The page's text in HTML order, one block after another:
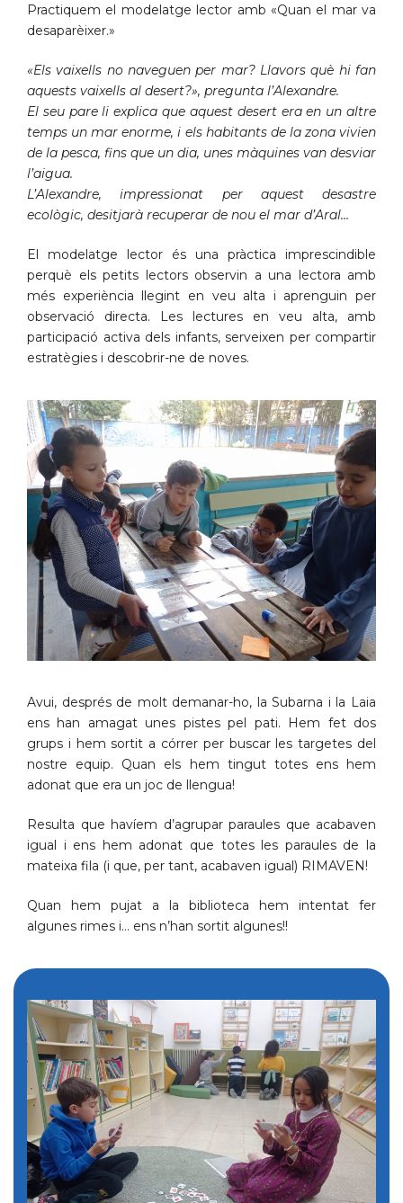
Practiquem el modelatge lector amb «Quan el mar va
desaparèixer.»
«Els vaixells no naveguen per mar? Llavors què hi fan
aquests vaixells al desert?», pregunta l’Alexandre.
El seu pare li explica que aquest desert era en un altre
temps un mar enorme, i els habitants de la zona vivien
de la pesca, fins que un dia, unes màquines van desviar
l’aigua.
L’Alexandre, impressionat per aquest desastre
ecològic, desitjarà recuperar de nou el mar d’Aral…
El modelatge lector és una pràctica imprescindible
perquè els petits lectors observin a una lectora amb
més experiència llegint en veu alta i aprenguin per
observació directa. Les lectures en veu alta, amb
participació activa dels infants, serveixen per compartir
estratègies i descobrir-ne de noves.
Avui, després de molt demanar-ho, la Subarna i la Laia
ens han amagat unes pistes pel pati. Hem fet dos
grups i hem sortit a córrer per buscar les targetes del
nostre equip. Quan els hem tingut totes ens hem
adonat que era un joc de llengua!
Resulta que havíem d’agrupar paraules que acabaven
igual i ens hem adonat que totes les paraules de la
mateixa fila (i que, per tant, acabaven igual) RIMAVEN!
Quan hem pujat a la biblioteca hem intentat fer
algunes rimes i… ens n’han sortit algunes!!